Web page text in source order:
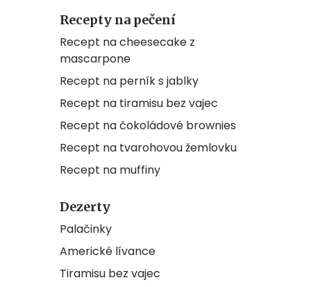
Recepty na pečení
Recept na cheesecake z
mascarpone
Recept na perník s jablky
Recept na tiramisu bez vajec
Recept na čokoládové brownies
Recept na tvarohovou žemlovku
Recept na muffiny
Dezerty
Palačinky
Americké lívance
Tiramisu bez vajec